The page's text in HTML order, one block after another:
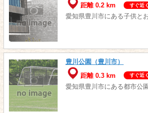
距離 0.2 km
すぐ近
愛知県豊川市にある子供と
豊川公園（豊川市）
距離 0.3 km
すぐ近
愛知県豊川市にある都市公